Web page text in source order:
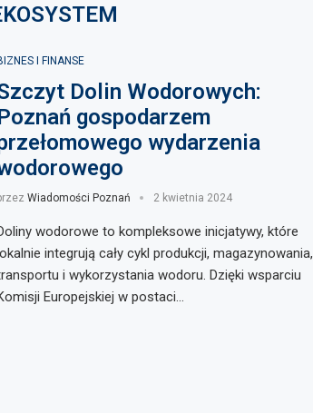
I FINANSE
Dolin Wodorowych:
gospodarzem
wydarzenia
Wiadomości Poznań 2 kwietnia 2024
wodorowe to kompleksowe inicjatywy, które
integrują cały cykl produkcji, magazynowania,
i wykorzystania wodoru. Dzięki wsparciu
Europejskiej w postaci…